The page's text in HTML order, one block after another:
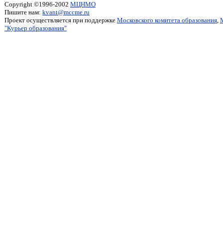
Copyright ©1996-2002 МЦНМО
Пишите нам: kvant@mccme.ru
Проект осуществляется при поддержке Московского комитета образования,
"Курьер образования"